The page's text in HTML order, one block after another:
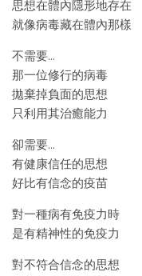
思想在體內隱形地存在
就像病毒藏在體內那樣
不需要…
那一位修行的病毒
拋棄掉負面的思想
只利用其治癒能力
卻需要…
有健康信任的思想
好比有信念的疫苗
對一種病有免疫力時
是有精神性的免疫力
對不符合信念的思想